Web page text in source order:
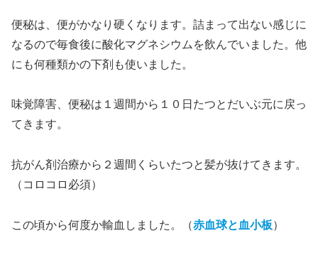
便秘は、便がかなり硬くなります。詰まって出ない感じに
なるので毎食後に酸化マグネシウムを飲んでいました。他
にも何種類かの下剤も使いました。
味覚障害、便秘は１週間から１０日たつとだいぶ元に戻っ
てきます。
抗がん剤治療から２週間くらいたつと髪が抜けてきます。
（コロコロ必須）
この頃から何度か輸血しました。（赤血球と血小板）